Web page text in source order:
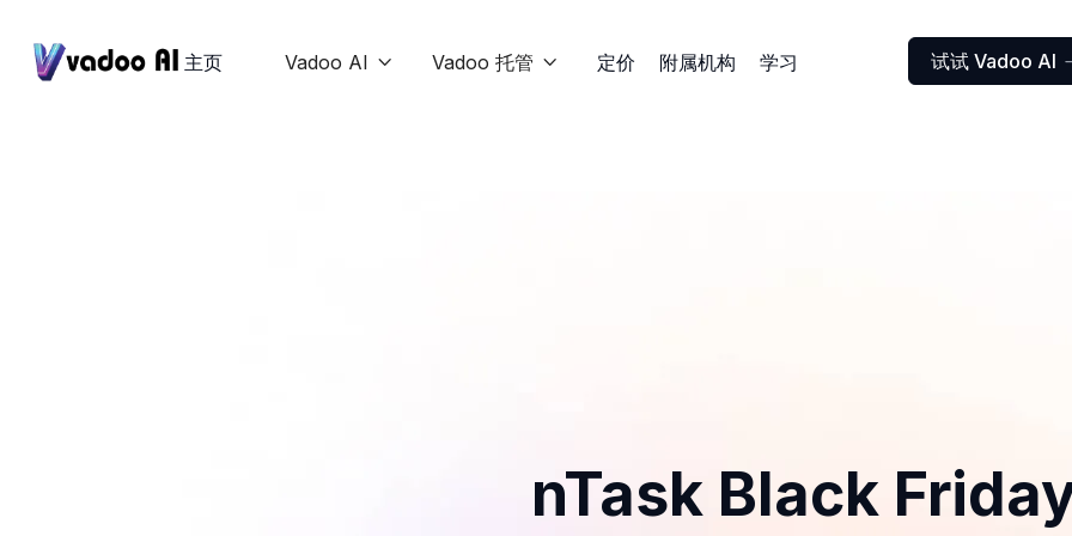
主页 Vadoo AI  Vadoo 托管  定价 附属机构 学习 试试 Vadoo AI
nTask Black